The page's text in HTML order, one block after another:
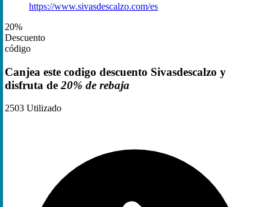
https://www.sivasdescalzo.com/es
20%
Descuento
código
Canjea este codigo descuento Sivasdescalzo y
disfruta de 20% de rebaja
2503 Utilizado